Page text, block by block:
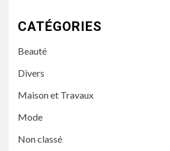
CATÉGORIES
Beauté
Divers
Maison et Travaux
Mode
Non classé